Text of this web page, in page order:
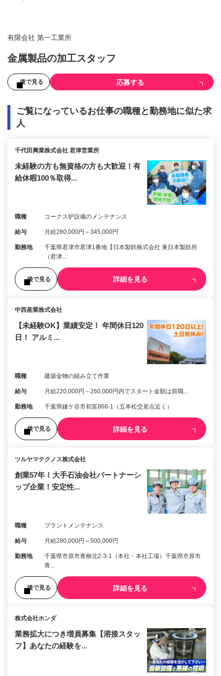
有限会社 第一工業所
金属製品の加工スタッフ
後で見る 応募する
ご覧になっているお仕事の職種と勤務地に似た求
人
千代田興業株式会社 君津営業所
未経験の方も無資格の方も大歓迎！有
給休暇100％取得...
職種 コークス炉設備のメンテナンス
給与 月給280,000円～345,000円
勤務地
千葉県君津市君津1番地【日本製鉄株式会社 東日本製鉄所
（君津...
後で見る 詳細を見る
中西産業株式会社
【未経験OK】業績安定！ 年間休日120
日！ アルミ...
職種 建築金物の組み立て作業
給与 月給220,000円～260,000円内でスタート金額は前職...
勤務地 千葉県鎌ケ谷市初富866-1（五本松交差点近く）
後で見る 詳細を見る
ツルヤマテクノス株式会社
創業57年！大手石油会社パートナーシ
ップ企業！安定性...
職種 プラントメンテナンス
給与 月給280,000円～500,000円
勤務地
千葉県市原市青柳北2-3-1（本社・本社工場）千葉県市原市
青...
後で見る 詳細を見る
株式会社ホンダ
業務拡大につき増員募集【溶接スタッ
フ】あなたの経験を...